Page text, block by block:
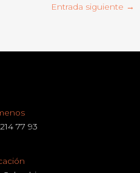
Entrada siguiente →
77 93